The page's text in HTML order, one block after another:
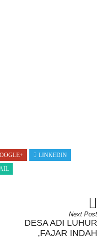
LINKEDIN
Next Post
DESA ADI LUHUR
,FAJAR INDAH